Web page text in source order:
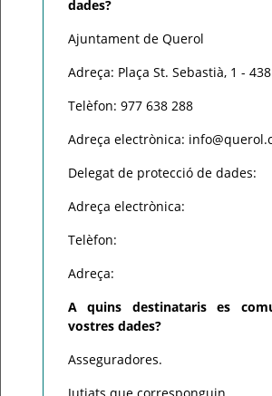
dades?
Ajuntament de Querol
Adreça: Plaça St. Sebastià, 1 -
Telèfon: 977 638 288
Adreça electrònica:
Delegat de protecció de dades:
Adreça electrònica:
Telèfon:
Adreça:
A quins destinataris es
vostres dades?
Asseguradores.